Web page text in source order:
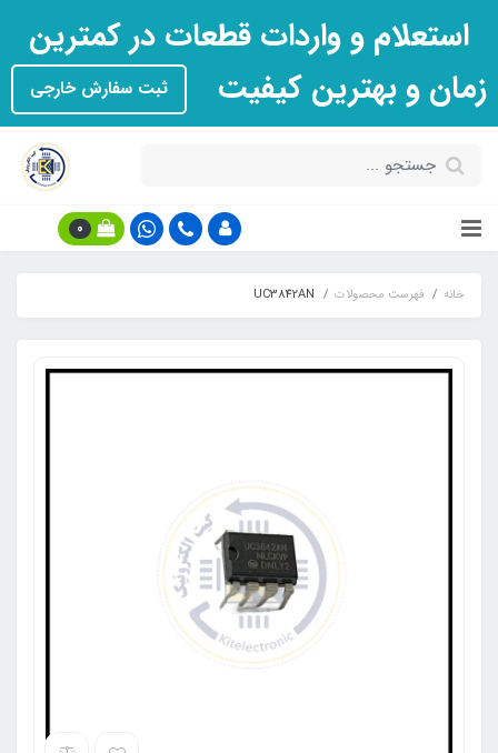
استعلام و واردات قطعات در کمترین
زمان و بهترین کیفیت
ثبت سفارش خارجی
0
خانه فهرست محصولات UC3842AN